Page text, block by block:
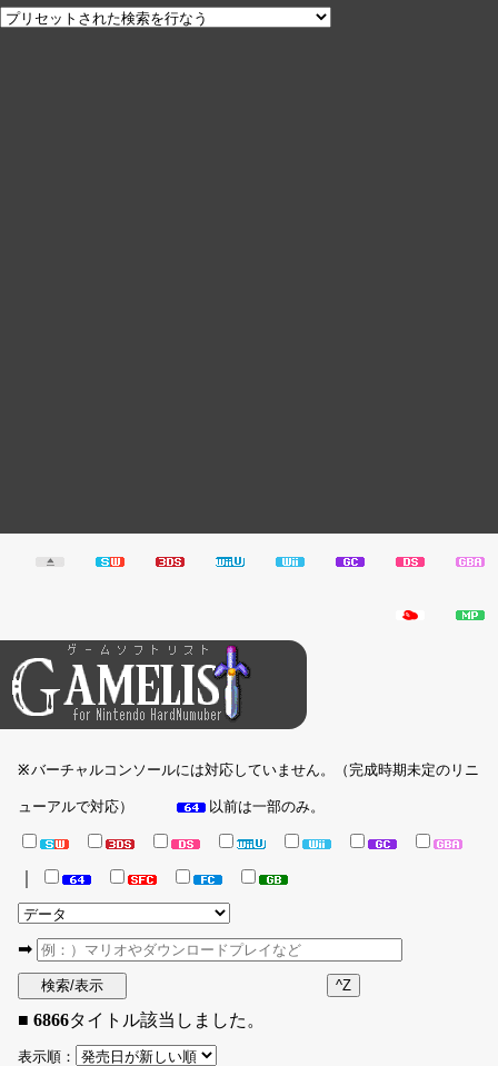
※バーチャルコンソールには対応していません。（完成時期未定のリニ
ューアルで対応） 以前は一部のみ。
➡
■ 6866タイトル該当しました。
表示順：